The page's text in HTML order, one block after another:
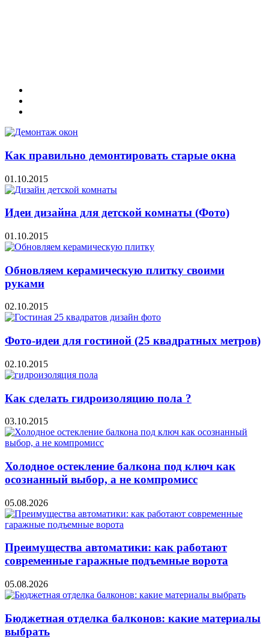
Как правильно демонтировать старые окна
01.10.2015
Идеи дизайна для детской комнаты (Фото)
01.10.2015
Обновляем керамическую плитку своими
руками
02.10.2015
Фото-идеи для гостиной (25 квадратных метров)
02.10.2015
Как сделать гидроизоляцию пола ?
03.10.2015
Холодное остекление балкона под ключ как
осознанный выбор, а не компромисс
05.08.2026
Преимущества автоматики: как работают
современные гаражные подъемные ворота
05.08.2026
Бюджетная отделка балконов: какие материалы
выбрать